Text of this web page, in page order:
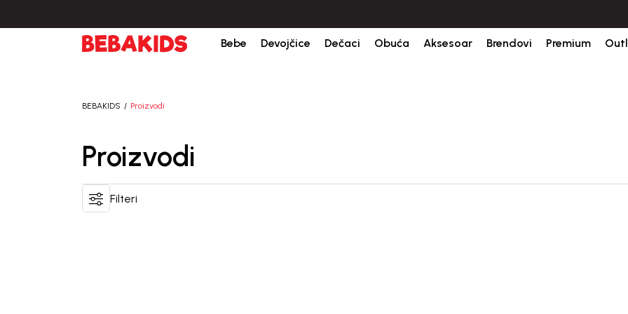
Bebe Devojčice Dečaci Obuća Aksesoar Brendovi Premium
BEBAKIDS Proizvodi
Proizvodi
Filteri